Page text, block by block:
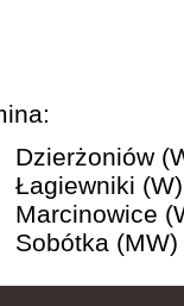
Dzierżoniów
Łagiewniki (W)
Marcinowice
Sobótka (MW)